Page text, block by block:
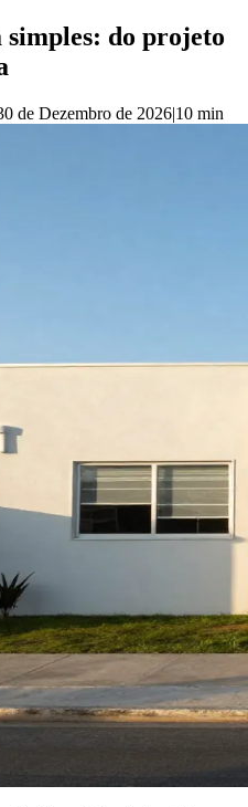
simples: do projeto
de Dezembro de 2026|10 min